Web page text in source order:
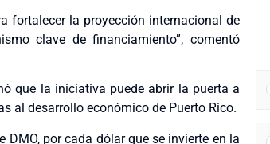
fortalecer la proyección internacional de
clave de financiamiento”, comentó
que la iniciativa puede abrir la puerta a
al desarrollo económico de Puerto Rico.
por cada dólar que se invierte en la